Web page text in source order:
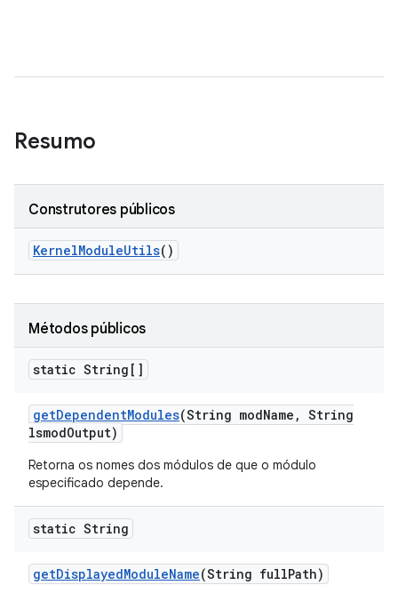
Resumo
Construtores públicos
KernelModuleUtils()
Métodos públicos
static String[]
getDependentModules(String modName , String
lsmodOutput)
Retorna os nomes dos módulos de que o módulo
especificado depende.
static String
getDisplayedModuleName(String fullPath)